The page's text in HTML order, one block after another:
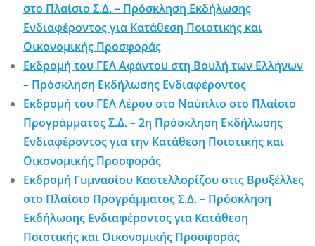
στο Πλαίσιο Σ.Δ. – Πρόσκληση Εκδήλωσης
Ενδιαφέροντος για Κατάθεση Ποιοτικής και
Οικονομικής Προσφοράς
Εκδρομή του ΓΕΛ Αφάντου στη Βουλή των Ελλήνων
– Πρόσκληση Εκδήλωσης Ενδιαφέροντος
Εκδρομή του ΓΕΛ Λέρου στο Ναύπλιο στο Πλαίσιο
Προγράμματος Σ.Δ. – 2η Πρόσκληση Εκδήλωσης
Ενδιαφέροντος για την Κατάθεση Ποιοτικής και
Οικονομικής Προσφοράς
Εκδρομή Γυμνασίου Καστελλορίζου στις Βρυξέλλες
στο Πλαίσιο Προγράμματος Σ.Δ. – Πρόσκληση
Εκδήλωσης Ενδιαφέροντος για Κατάθεση
Ποιοτικής και Οικονομικής Προσφοράς